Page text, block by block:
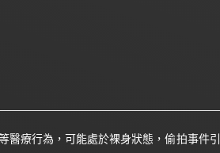
療行為，可能處於裸身狀態，偷拍事件引